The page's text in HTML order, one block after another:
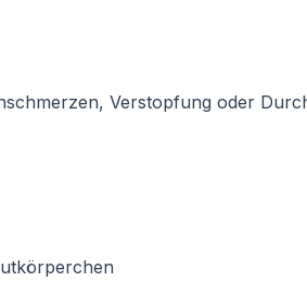
Verstopfung oder